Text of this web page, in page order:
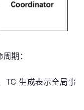
期：
TC 生成表示全局事